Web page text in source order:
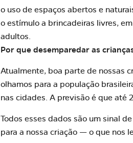
o uso de espaços abertos e
o estímulo a brincadeiras livres,
adultos.
Por que desemparedar as
Atualmente, boa parte de nossas
olhamos para a população
nas cidades. A previsão é que até
Todos esses dados são um sinal
para a nossa criação — o que nos